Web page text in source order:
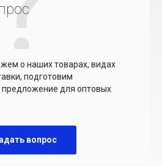
о наших товарах, видах
подготовим
для оптовых
вопрос